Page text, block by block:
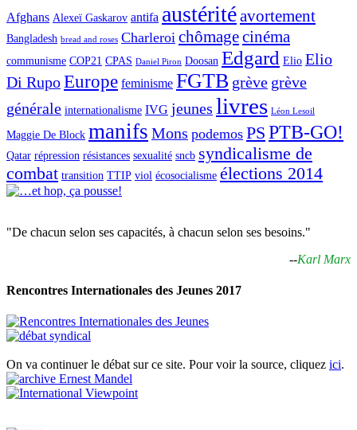
Afghans Alexeï Gaskarov antifa austéritéavortement
Bangladesh bread and roses Charleroi chômagecinéma
communisme COP21 CPAS Daniel Piron Doosan Edgard Elio Elio
Di RupoEurope feminisme FGTB grève grève
générale internationalisme IVG jeunes livres Léon Lesoil
Maggie De Block manifs Mons podemos PS PTB-GO!
Qatar répression résistances sexualité sncb syndicalisme de
combat transition TTIP viol écosocialisme élections 2014
"De chacun selon ses capacités, à chacun selon ses besoins."
--Karl Marx
Rencontres Internationales des Jeunes 2017
On va continuer le débat sur ce site. Pour voir la source, cliquez ici.